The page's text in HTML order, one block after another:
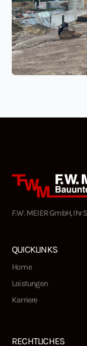
F.W. MEIER GmbH,
QUICKLINKS
Home
Leistungen
Karriere
RECHTLICHES